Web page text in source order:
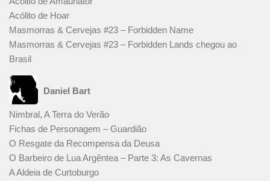
Acólito de Hoar
Masmorras & Cervejas #23 – Forbidden Name
Masmorras & Cervejas #23 – Forbidden Lands chegou ao
Brasil
Daniel Bart
Nimbral, A Terra do Verão
Fichas de Personagem – Guardião
O Resgate da Recompensa da Deusa
O Barbeiro de Lua Argêntea – Parte 3: As Cavernas
A Aldeia de Curtoburgo